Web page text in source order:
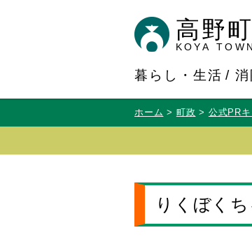
高野町
KOYA TOWN
暮らし・生活
ホーム 町政 公式PR
りくぼく